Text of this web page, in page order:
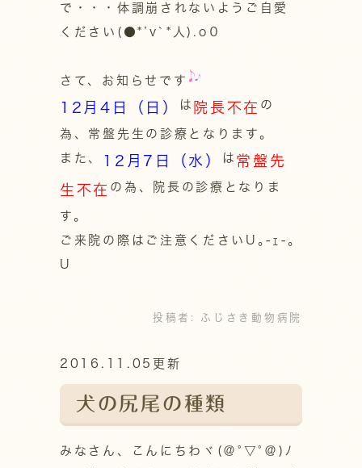
で・・・体調崩されないようご自愛
ください(●*’v`*人).o０
さて、お知らせです
12月4日（日） は 院長不在 の
為、常盤先生の診療となります。
また、
12月7日（水） は 常盤先
生不在 の為、院長の診療となりま
す。
ご来院の際はご注意くださいU｡-ｪ-｡
U
投稿者: ふじさき動物病院
2016.11.05更新
犬の尻尾の種類
みなさん、こんにちわヾ(＠°▽°＠)ﾉ